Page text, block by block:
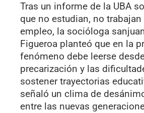
Tras un informe de la UBA
que no estudian, no
empleo, la socióloga
Figueroa planteó que en la
fenómeno debe leerse
precarización y las
sostener trayectorias
señaló un clima de
entre las nuevas